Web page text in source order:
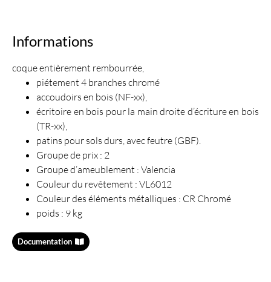
Informations
coque entièrement rembourrée,
piétement 4 branches chromé
accoudoirs en bois (NF-xx),
écritoire en bois pour la main droite d’écriture en bois
(TR-xx),
patins pour sols durs, avec feutre (GBF).
Groupe de prix : 2
Groupe d’ameublement : Valencia
Couleur du revêtement : VL6012
Couleur des éléments métalliques : CR Chromé
poids : 9 kg
Documentation